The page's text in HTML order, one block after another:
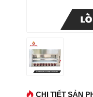
CHI TIẾT SẢN